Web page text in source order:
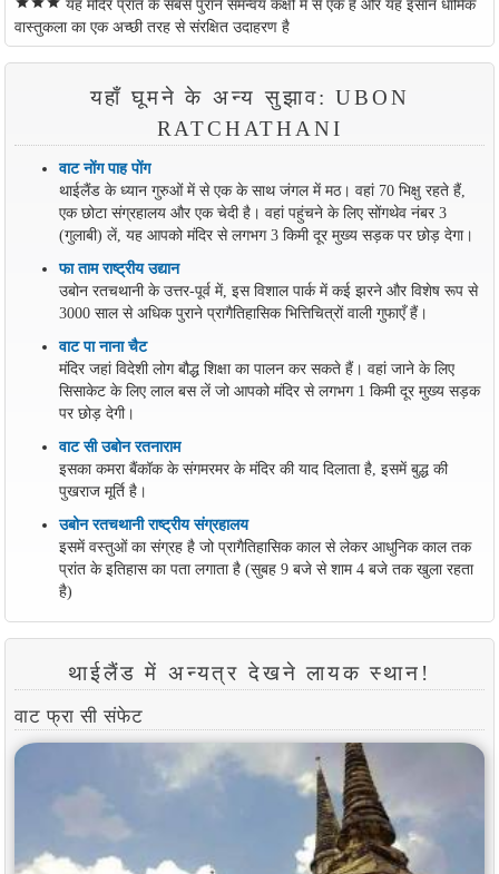
यह मंदिर प्रांत के सबसे पुराने समन्वय कक्षों में से एक है और यह इसान धार्मिक
वास्तुकला का एक अच्छी तरह से संरक्षित उदाहरण है
यहाँ घूमने के अन्य सुझाव: UBON
RATCHATHANI
वाट नोंग पाह पोंग
थाईलैंड के ध्यान गुरुओं में से एक के साथ जंगल में मठ। वहां 70 भिक्षु रहते हैं,
एक छोटा संग्रहालय और एक चेदी है। वहां पहुंचने के लिए सोंगथेव नंबर 3
(गुलाबी) लें, यह आपको मंदिर से लगभग 3 किमी दूर मुख्य सड़क पर छोड़ देगा।
फा ताम राष्ट्रीय उद्यान
उबोन रतचथानी के उत्तर-पूर्व में, इस विशाल पार्क में कई झरने और विशेष रूप से
3000 साल से अधिक पुराने प्रागैतिहासिक भित्तिचित्रों वाली गुफाएँ हैं।
वाट पा नाना चैट
मंदिर जहां विदेशी लोग बौद्ध शिक्षा का पालन कर सकते हैं। वहां जाने के लिए
सिसाकेट के लिए लाल बस लें जो आपको मंदिर से लगभग 1 किमी दूर मुख्य सड़क
पर छोड़ देगी।
वाट सी उबोन रतनाराम
इसका कमरा बैंकॉक के संगमरमर के मंदिर की याद दिलाता है, इसमें बुद्ध की
पुखराज मूर्ति है।
उबोन रतचथानी राष्ट्रीय संग्रहालय
इसमें वस्तुओं का संग्रह है जो प्रागैतिहासिक काल से लेकर आधुनिक काल तक
प्रांत के इतिहास का पता लगाता है (सुबह 9 बजे से शाम 4 बजे तक खुला रहता
है)
थाईलैंड में अन्यत्र देखने लायक स्थान!
वाट फ्रा सी संफेट